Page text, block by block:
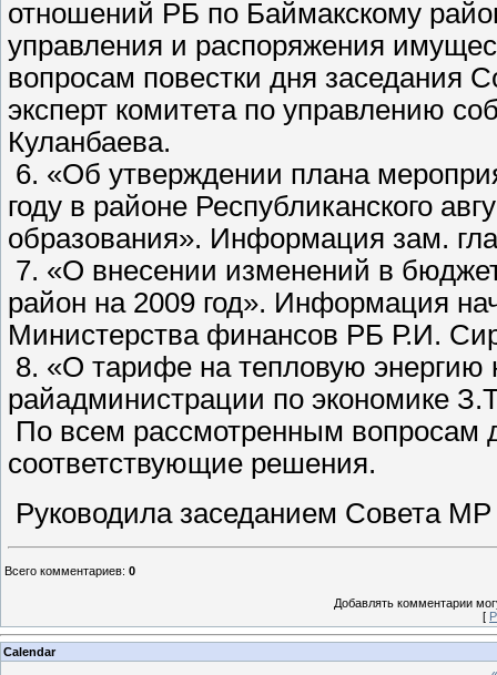
отношений РБ по Баймакскому
управления и распоряжения
вопросам повестки дня заседания
эксперт комитета по управлению
Куланбаева.
6. «Об утверждении плана
году в районе Республиканского
образования». Информация зам.
7. «О внесении изменений в
район на 2009 год». Информация
Министерства финансов РБ Р.И.
8. «О тарифе на тепловую
райадминистрации по экономике
По всем рассмотренным вопросам
соответствующие решения.
Руководила заседанием Совета
Всего комментариев: 0
Добавлять комментарии
[
Calendar